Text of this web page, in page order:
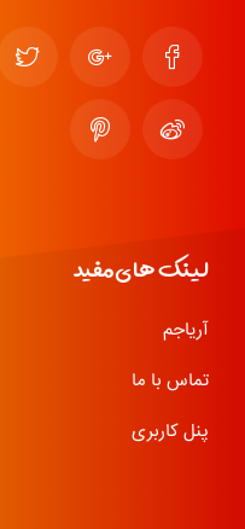
لینک های مفید
آریاجم
تماس با ما
پنل کاربری